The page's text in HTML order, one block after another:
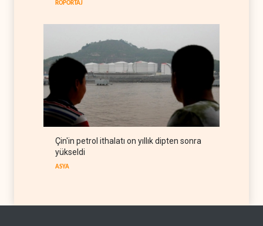
RÖPORTAJ
Çin'in petrol ithalatı on yıllık dipten sonra
yükseldi
ASYA